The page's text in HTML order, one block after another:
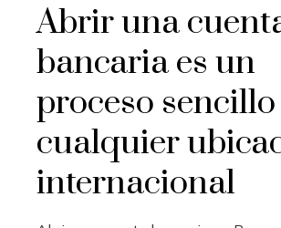
Abrir una
bancaria es un
proceso
cualquier
internacional